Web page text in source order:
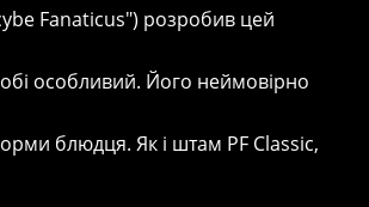
Fanaticus") розробив цей
особливий. Його неймовірно
блюдця. Як і штам PF Classic,